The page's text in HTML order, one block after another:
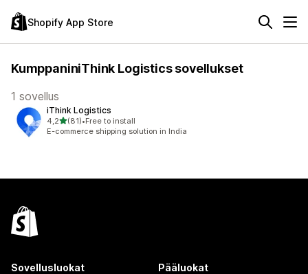
Shopify App Store
KumppaniniThink Logistics sovellukset
1 sovellus
iThink Logistics
4,2/ 5 tähteä
(81)
81 arvostelua yhteensä
•Free to install
E-commerce shipping solution in India
Sovellusluokat Pääluokat